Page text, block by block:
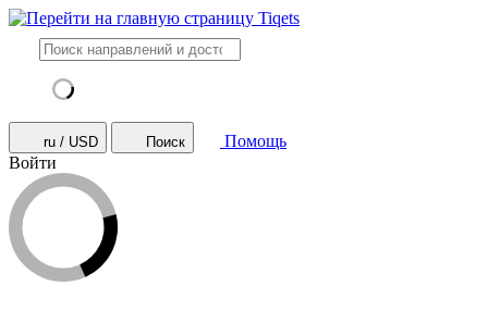
ru / USD Поиск
Помощь
Войти